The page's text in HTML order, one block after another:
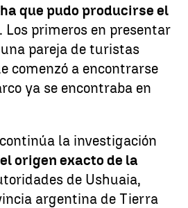
que pudo producirse el
. Los primeros en presentar
pareja de turistas
comenzó a encontrarse
ya se encontraba en
la investigación
el origen exacto de la
de Ushuaia,
argentina de Tierra